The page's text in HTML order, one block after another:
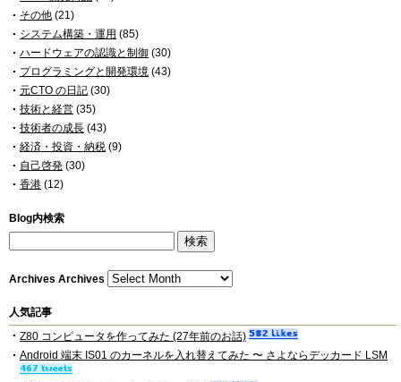
その他 (21)
システム構築・運用 (85)
ハードウェアの認識と制御 (30)
プログラミングと開発環境 (43)
元CTO の日記 (30)
技術と経営 (35)
技術者の成長 (43)
経済・投資・納税 (9)
自己啓発 (30)
香港 (12)
Blog内検索
Archives Archives
人気記事
Z80 コンピュータを作ってみた (27年前のお話)
Android 端末 IS01 のカーネルを入れ替えてみた 〜 さよならデッカード LSM